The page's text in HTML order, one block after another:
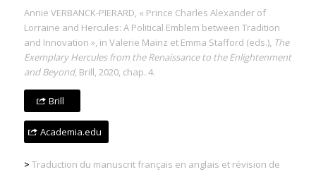
Annie VERBANCK-PIERARD, « Prince Charles Alexander of
Lorraine and Hercules: A Political Emblem between Tradition
and Innovation », in Valerie Mainz et Emma Stafford (eds.), The
Exemplary Hercules from the Renaissance to the Enlightenment
and Beyond, Brill, 2020, chap. 4.
Brill
Academia.edu
> Traduction du manuscrit français en anglais et révision de